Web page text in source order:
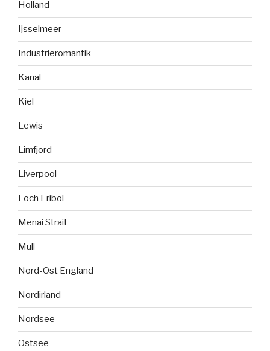
Holland
Ijsselmeer
Industrieromantik
Kanal
Kiel
Lewis
Limfjord
Liverpool
Loch Eribol
Menai Strait
Mull
Nord-Ost England
Nordirland
Nordsee
Ostsee